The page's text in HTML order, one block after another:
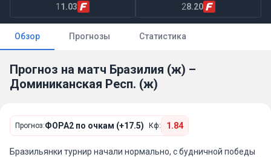
1 1.03 28.20
Обзор Прогнозы Статистика
Прогноз на матч Бразилия (ж) –
Доминиканская Респ. (ж)
Прогноз:ФОРА2 по очкам (+17.5) Кф: 1.84
Бразильянки турнир начали нормально, с будничной победы